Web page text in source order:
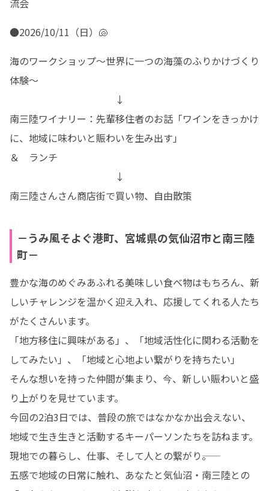
流会
●2026/10/11（日）🐚
海のワークショップ～世界に一つの海藻のふりかけづくり
体験～
↓
南三陸ワイナリー：先輩移住者のお話「ワインをきっかけ
に、地域に味わいと賑わいを生み出す」
＆　ランチ
↓
南三陸さんさん商店街で買い物、自由散策
－うみ風そよぐ港町、宮城県の気仙沼市と南三陸
町－
豊かな海のめぐみあふれる美味しい食べ物はもちろん、新
しいチャレンジを温かく迎え入れ、応援してくれる人たち
がたくさんいます。
「地方移住に興味がある」、「地域活性化に関わる活動を
してみたい」、「地域と心地よい繋がりを持ちたい」
そんな想いを持った仲間が集まり、今、新しい賑わいと盛
り上がりを見せています。
今回の2泊3日では、普段の旅ではなかなか出会えない、
地域で生き生きと活動するキーパーソンたちを訪ねます。
現地での暮らし、仕事、そして人との繋がり――。
五感で地域の日常に触れ、あなたと気仙沼・南三陸との